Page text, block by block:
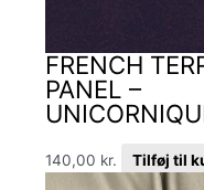
FRENCH
PANEL –
140,00 kr. Tilføj til